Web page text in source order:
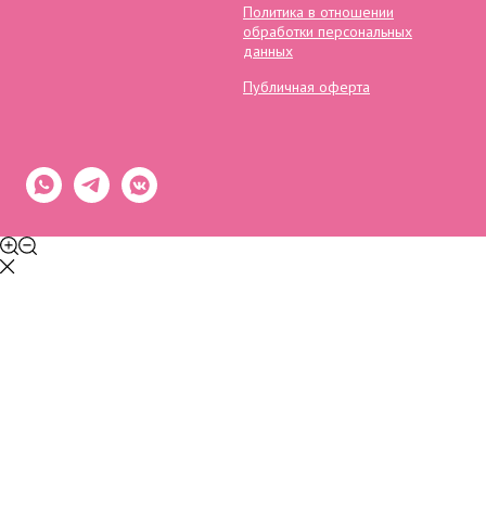
Политика в отношении
обработки персональных
данных
Публичная оферта